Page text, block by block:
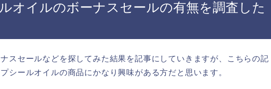
オイルのボーナスセールの有無を調査した
スセールなどを探してみた結果を記事にしていきますが、こちらの記
シールオイルの商品にかなり興味がある方だと思います。